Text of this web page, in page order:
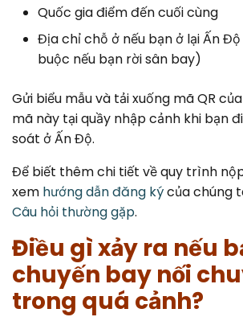
Quốc gia điểm đến cuối cùng
Địa chỉ chỗ ở nếu bạn ở lại Ấn
buộc nếu bạn rời sân bay)
Gửi biểu mẫu và tải xuống mã QR
mã này tại quầy nhập cảnh khi bạn
soát ở Ấn Độ.
Để biết thêm chi tiết về quy trình
xem hướng dẫn đăng kýcủa chúng
Câu hỏi thường gặp.
Điều gì xảy ra nếu
chuyến bay nối
trong quá cảnh?